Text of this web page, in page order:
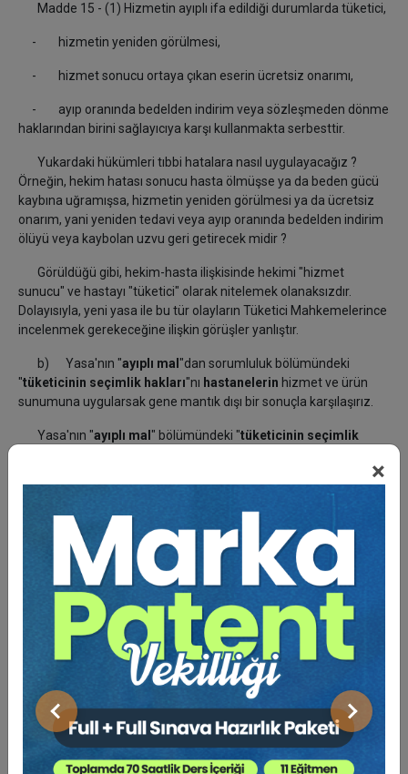
×
Önceki Sonraki
Madde 15 - (1) Hizmetin ayıplı ifa edildiği durumlarda tüketici,
- hizmetin yeniden görülmesi,
- hizmet sonucu ortaya çıkan eserin ücretsiz onarımı,
- ayıp oranında bedelden indirim veya sözleşmeden dönme
haklarından birini sağlayıcıya karşı kullanmakta serbesttir.
Yukardaki hükümleri tıbbi hatalara nasıl uygulayacağız ?
Örneğin, hekim hatası sonucu hasta ölmüşse ya da beden gücü
kaybına uğramışsa, hizmetin yeniden görülmesi ya da ücretsiz
onarım, yani yeniden tedavi veya ayıp oranında bedelden indirim
ölüyü veya kaybolan uzvu geri getirecek midir ?
Görüldüğü gibi, hekim-hasta ilişkisinde hekimi "hizmet
sunucu" ve hastayı "tüketici" olarak nitelemek olanaksızdır.
Dolayısıyla, yeni yasa ile bu tür olayların Tüketici Mahkemelerince
incelenmek gerekeceğine ilişkin görüşler yanlıştır.
b) Yasa'nın "ayıplı mal "dan sorumluluk bölümündeki
"tüketicinin seçimlik hakları"nı hastanelerin hizmet ve ürün
sunumuna uygularsak gene mantık dışı bir sonuçla karşılaşırız.
Yasa'nın "ayıplı mal " bölümündeki "tüketicinin seçimlik
Madde 11 - (1) Malın ayıplı olduğunun anlaşılması durumunda
- Satılanı geri vermeye hazır olduğunu bildirerek sözleşmeden
dönme,
- Satılanı alıkoyup ayıp oranında satış bedelinden indirim
- Aşırı bir masraf gerektirmediği takdirde, bütün masrafları
satıcıya ait olmak üzere satılanın ücretsiz onarılmasını isteme,
- İmkân varsa, satılanın ayıpsız bir misli ile değiştirilmesini
isteme,